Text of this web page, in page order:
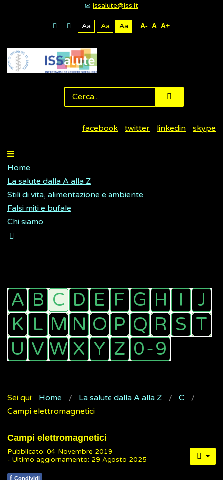
issalute@iss.it
Aa Aa Aa A- A A+
facebook twitter linkedin skype
Home
La salute dalla A alla Z
Stili di vita, alimentazione e ambiente
Falsi miti e bufale
Chi siamo
Sei qui: Home La salute dalla A alla Z
C
Campi elettromagnetici
Campi elettromagnetici
Pubblicato: 04 Novembre 2019
- Ultimo aggiornamento: 29 Agosto 2025
f Condividi